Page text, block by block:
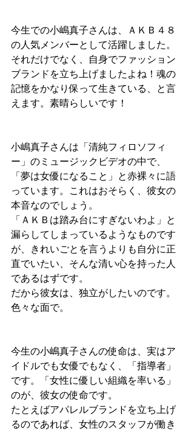
今生での小嶋真子さんは、ＡＫＢ４８
の人気メンバーとして活躍しました。
それだけでなく、自身でファッション
ブランドを立ち上げましたよね！魂の
記憶をかなり保って生きている、と言
えます。素晴らしいです！
小嶋真子さんは「清純フィロソフィ
ー」のミュージックビデオの中で、
「夢は女優になること」と赤裸々に語
っています。これはおそらく、彼女の
本音なのでしょう。
「ＡＫＢは踏み台にすぎないわよ」と
漏らしてしまっているようなものです
が、きれいごとを言うよりも自分に正
直でいたい、そんな清い心を持った人
であるはずです。
だから彼女は、独立がしたいのです。
色々な面で。
今生の小嶋真子さんの使命は、実はア
イドルでも女優でもなく、「指導者」
です。「女性に優しい組織を率いる」
のが、彼女の使命です。
たとえばアパレルブランドを立ち上げ
るのであれば、女性のスタッフが働き